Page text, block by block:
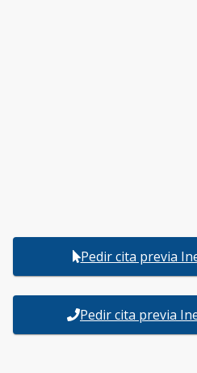
Pedir cita previa
Pedir cita previa